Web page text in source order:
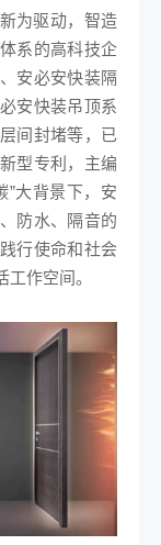
为驱动，智造
系的高科技企
安必安快装隔
安快装吊顶系
间封堵等，已
型专利，主编
”大背景下，安
防水、隔音的
行使命和社会
作空间。